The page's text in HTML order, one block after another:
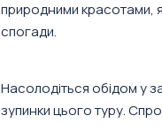
природними красотами,
спогади.
Насолодіться обідом у
зупинки цього туру.